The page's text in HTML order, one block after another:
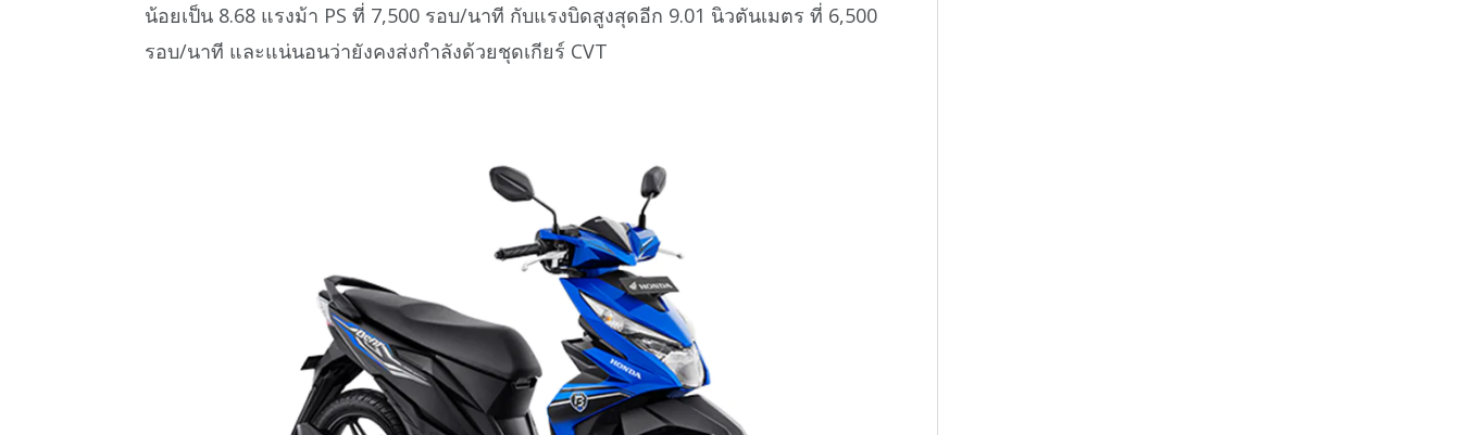
น้อยเป็น 8.68 แรงม้า PS ที่ 7,500 รอบ/นาที กับแรงบิดสูงสุดอีก 9.01 นิวตันเมตร ที่ 6,500
รอบ/นาที และแน่นอนว่ายังคงส่งกำลังด้วยชุดเกียร์ CVT